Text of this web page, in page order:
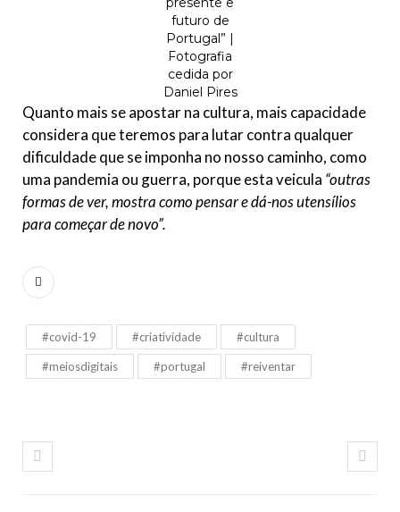
futuro de
Portugal” |
Fotografia
cedida por
Daniel Pires
Quanto mais se apostar na cultura, mais capacidade
considera que teremos para lutar contra qualquer
dificuldade que se imponha no nosso caminho, como
uma pandemia ou guerra, porque esta veicula “outras
formas de ver, mostra como pensar e dá-nos utensílios
para começar de novo”.
#covid-19 #criatividade #cultura
#meiosdigitais #portugal #reiventar